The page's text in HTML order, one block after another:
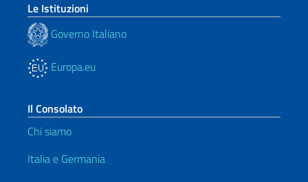
Le Istituzioni
Governo Italiano
Europa.eu
Il Consolato
Chi siamo
Italia e Germania